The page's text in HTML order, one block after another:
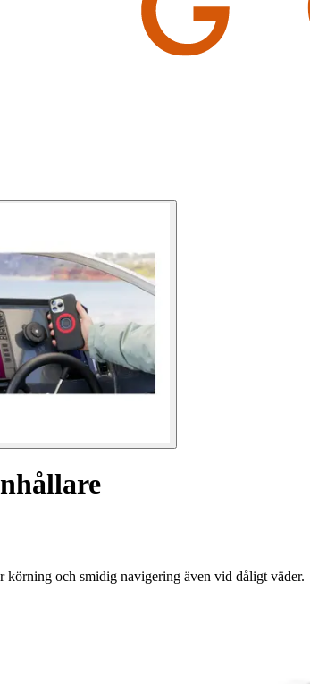
körning och smidig navigering även vid dåligt väder.